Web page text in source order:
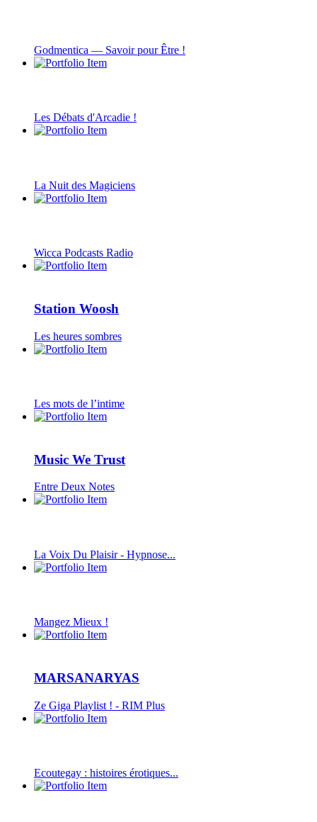
Godmentica — Savoir pour Être !
Les Débats d'Arcadie !
La Nuit des Magiciens
Wicca Podcasts Radio
Station Woosh
Les heures sombres
Les mots de l’intime
Music We Trust
Entre Deux Notes
La Voix Du Plaisir - Hypnose...
Mangez Mieux !
MARSANARYAS
Ze Giga Playlist ! - RIM Plus
Ecoutegay : histoires érotiques...